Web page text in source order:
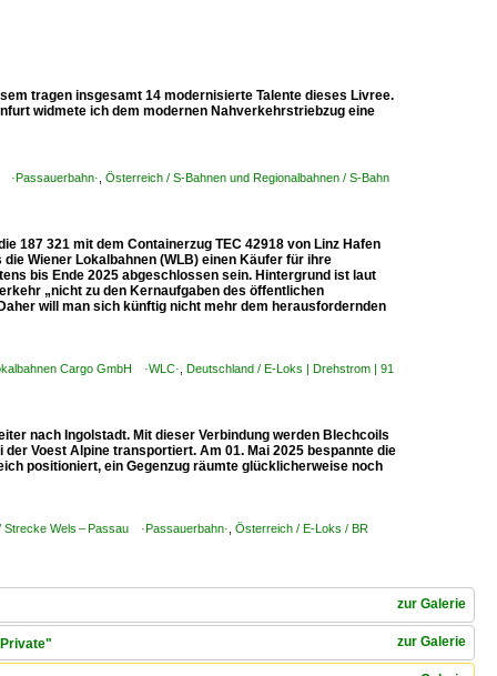
tragen insgesamt 14 modernisierte Talente dieses Livree.
widmete ich dem modernen Nahverkehrstriebzug eine
·Passauerbahn· Österreich / S-Bahnen und Regionalbahnen / S-Bahn
187 321 mit dem Containerzug TEC 42918 von Linz Hafen
Wiener Lokalbahnen (WLB) einen Käufer für ihre
bis Ende 2025 abgeschlossen sein. Hintergrund ist laut
„nicht zu den Kernaufgaben des öffentlichen
will man sich künftig nicht mehr dem herausfordernden
Cargo GmbH ·WLC· Deutschland / E-Loks | Drehstrom | 91
nach Ingolstadt. Mit dieser Verbindung werden Blechcoils
Voest Alpine transportiert. Am 01. Mai 2025 bespannte die
positioniert, ein Gegenzug räumte glücklicherweise noch
Wels – Passau ·Passauerbahn· Österreich / E-Loks / BR
zur Galerie
zur Galerie